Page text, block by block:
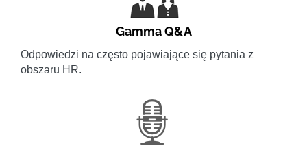
Gamma Q&A
Odpowiedzi na często pojawiające się pytania z
obszaru HR.